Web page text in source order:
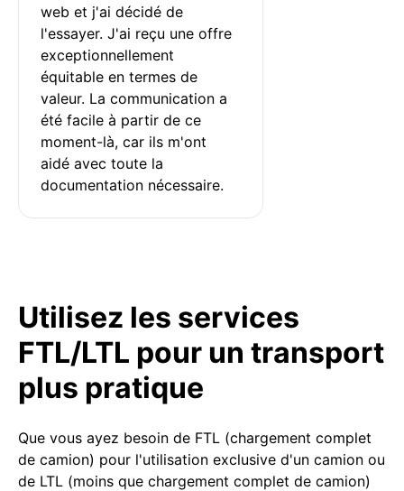
web et j'ai décidé de
l'essayer. J'ai reçu une offre
exceptionnellement
équitable en termes de
valeur. La communication a
été facile à partir de ce
moment-là, car ils m'ont
aidé avec toute la
documentation nécessaire.
Utilisez les services
FTL/LTL pour un transport
plus pratique
Que vous ayez besoin de FTL (chargement complet
de camion) pour l'utilisation exclusive d'un camion ou
de LTL (moins que chargement complet de camion)